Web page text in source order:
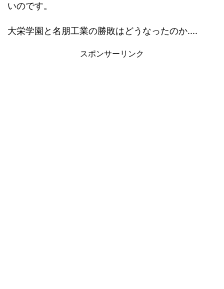
いのです。
大栄学園と名朋工業の勝敗はどうなったのか....
スポンサーリンク